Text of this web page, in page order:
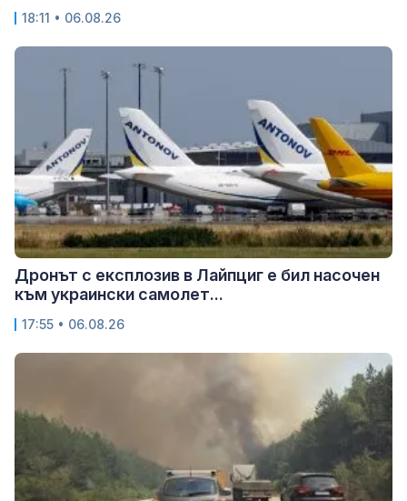
18:11 • 06.08.26
Дронът с експлозив в Лайпциг е бил насочен
към украински самолет...
17:55 • 06.08.26